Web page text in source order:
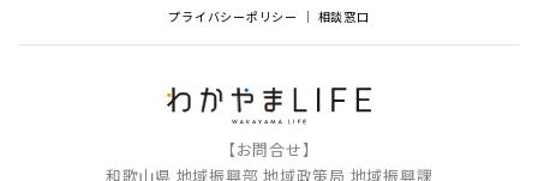
プライバシーポリシー 相談窓口
【お問合せ】
和歌山県 地域振興部 地域政策局 地域振興課